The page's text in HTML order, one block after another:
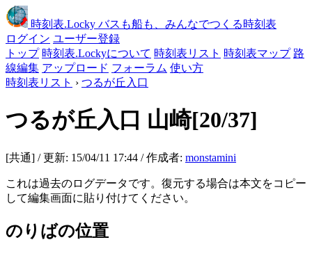
時刻表.Locky バスも船も、みんなでつくる時刻表
ログイン ユーザー登録
トップ 時刻表.Lockyについて 時刻表リスト 時刻表マップ 路
線編集 アップロード フォーラム 使い方
時刻表リスト › つるが丘入口
つるが丘入口 山崎[20/37]
[共通] / 更新: 15/04/11 17:44 / 作成者: monstamini
これは過去のログデータです。復元する場合は本文をコピー
して編集画面に貼り付けてください。
のりばの位置